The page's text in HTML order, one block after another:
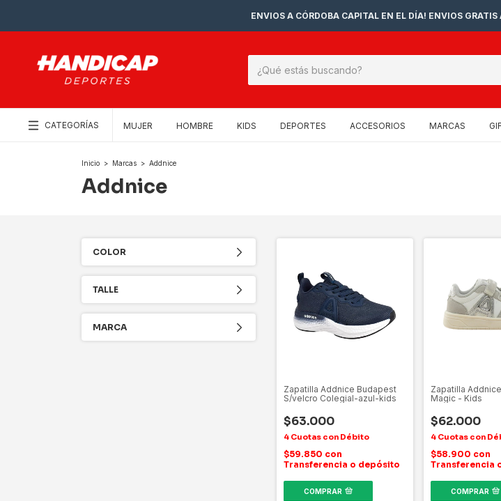
ENVIOS A CÓRDOBA CAPITAL EN EL DÍA! ENVIOS
CATEGORÍAS MUJER HOMBRE KIDS DEPORTES ACCESORIOS MARCAS
Inicio > Marcas > Addnice
Addnice
COLOR
TALLE
MARCA
Zapatilla Addnice Budapest
S/velcro Colegial-azul-kids
$63.000
$59.850 con
Transferencia o depósito
COMPRAR
Zapatilla
Magic - Kids
$62.000
$58.900 con
Transferencia
COMPRAR